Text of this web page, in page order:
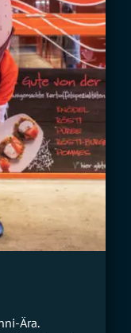
Ära.